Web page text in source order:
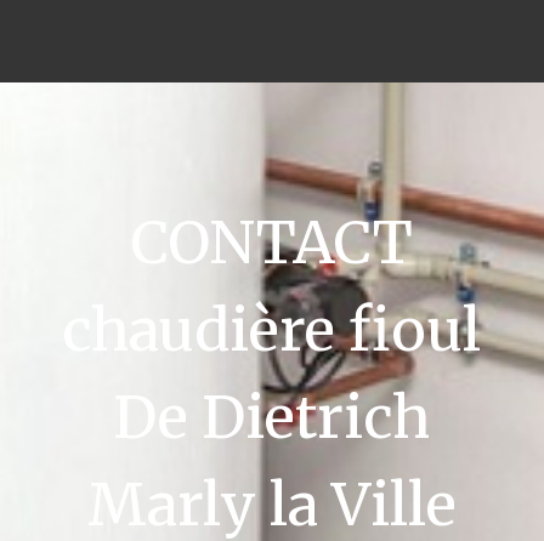
CONTACT
chaudière fioul
De Dietrich
Marly la Ville